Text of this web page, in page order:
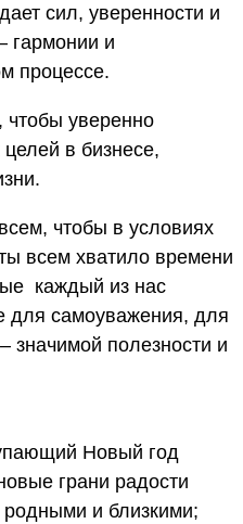
сил, уверенности и
гармонии и
процессе.
чтобы уверенно
в бизнесе,
чтобы в условиях
всем хватило времени
каждый из нас
для самоуважения, для
полезности и
Новый год
грани радости
и близкими;